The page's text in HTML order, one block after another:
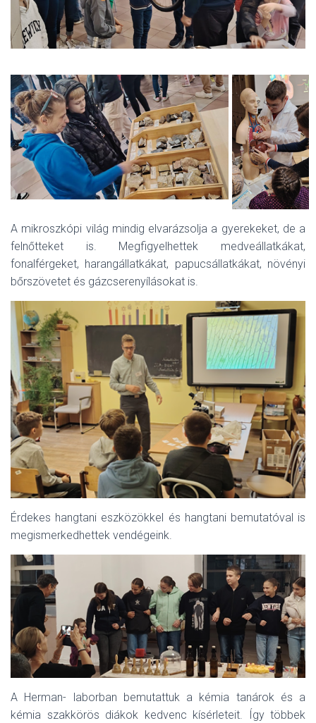
A mikroszkópi világ mindig elvarázsolja a gyerekeket, de a
felnőtteket is. Megfigyelhettek medveállatkákat,
fonalférgeket, harangállatkákat, papucsállatkákat, növényi
bőrszövetet és gázcserenyílásokat is.
Érdekes hangtani eszközökkel és hangtani bemutatóval is
megismerkedhettek vendégeink.
A Herman- laborban bemutattuk a kémia tanárok és a
kémia szakkörös diákok kedvenc kísérleteit. Így többek